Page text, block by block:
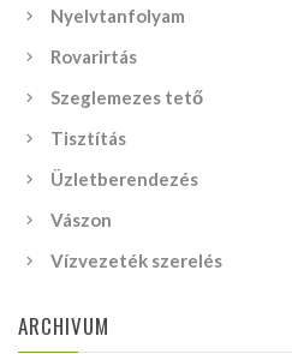
Nyelvtanfolyam
Rovarirtás
Szeglemezes tető
Tisztítás
Üzletberendezés
Vászon
Vízvezeték szerelés
ARCHIVUM